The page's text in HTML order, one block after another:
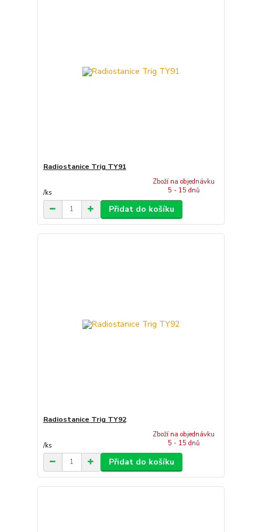
Radiostanice Trig TY91
/ks
Zboží na objednávku
5 - 15 dnů
Přidat do košíku
Radiostanice Trig TY92
/ks
Zboží na objednávku
5 - 15 dnů
Přidat do košíku